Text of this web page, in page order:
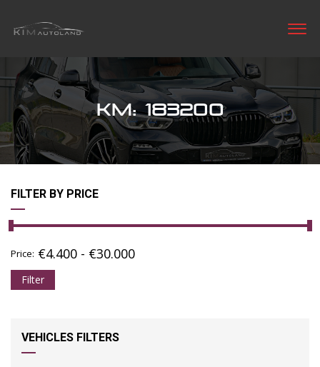
KM: 183200
FILTER BY PRICE
Price: €4.400 - €30.000
Filter
VEHICLES FILTERS